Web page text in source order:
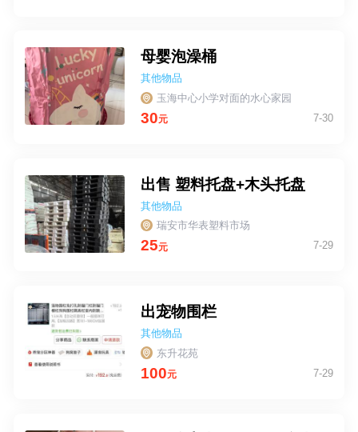
母婴泡澡桶
其他物品
玉海中心小学对面的水心家园
30元 7-30
出售 塑料托盘+木头托盘
其他物品
瑞安市华表塑料市场
25元 7-29
出宠物围栏
其他物品
东升花苑
100元 7-29